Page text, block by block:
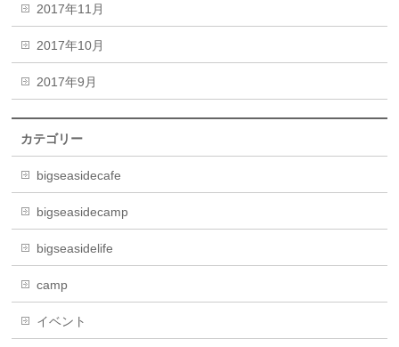
2017年11月
2017年10月
2017年9月
カテゴリー
bigseasidecafe
bigseasidecamp
bigseasidelife
camp
イベント